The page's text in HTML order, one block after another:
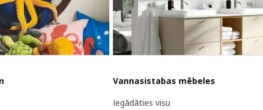
Vannasistabas mēbeles
Iegādāties visu